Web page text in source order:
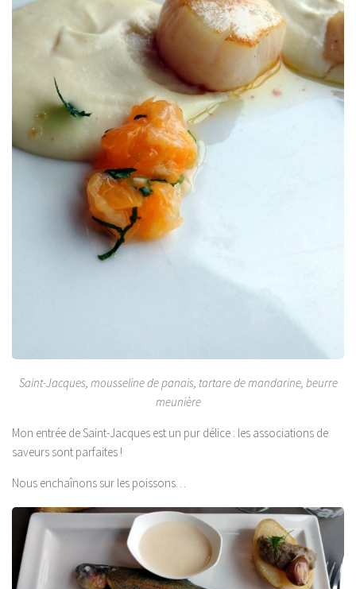
Saint-Jacques, mousseline de panais, tartare de mandarine, beurre
meunière
Mon entrée de Saint-Jacques est un pur délice : les associations de
saveurs sont parfaites !
Nous enchaînons sur les poissons…